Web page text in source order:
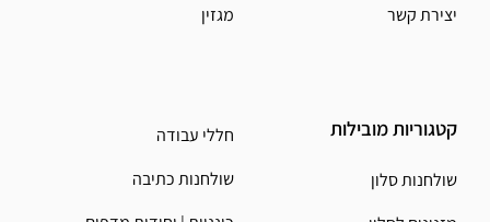
יצירת קשר
קטגוריות מובילות
שולחנות סלון
מגזין
חללי עבודה
שולחנות כתיבה